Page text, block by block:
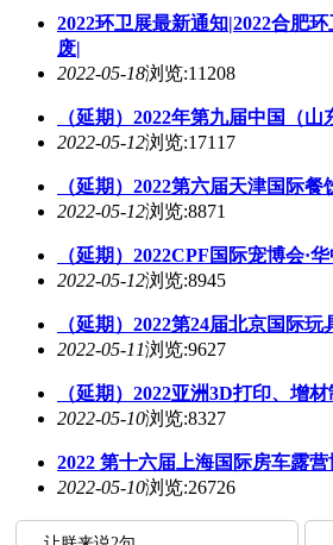
2022环卫展最新通知|2022合肥
废|
2022-05-18浏览:11208
（延期）2022年第九届中国（
2022-05-12浏览:17117
（延期）2022第六届天津国际
2022-05-12浏览:8871
（延期）2022CPF国际宠博会·
2022-05-12浏览:8945
（延期）2022第24届北京国际
2022-05-11浏览:9627
（延期）2022亚洲3D打印、增
2022-05-10浏览:8327
2022 第十六届上海国际房车露
2022-05-10浏览:26726